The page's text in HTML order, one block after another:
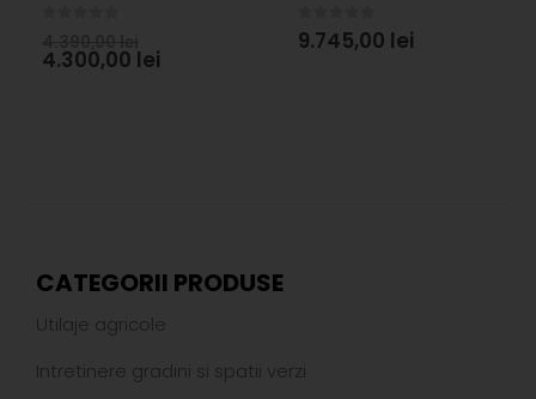
4.300,00 lei
0 out of 5
9.745,00 lei
CATEGORII PRODUSE
Utilaje agricole
Intretinere gradini si spatii verzi